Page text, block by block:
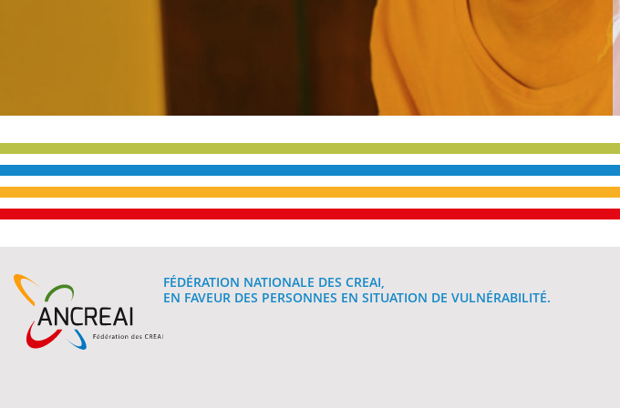
FÉDÉRATION NATIONALE DES CREAI,
EN FAVEUR DES PERSONNES EN SITUATION DE VULNÉRABILITÉ.